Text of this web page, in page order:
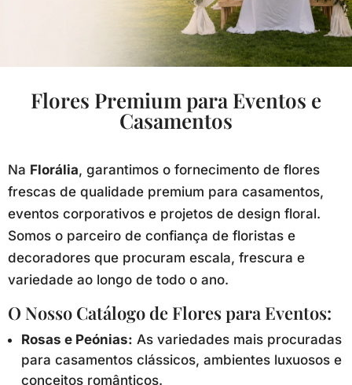
Flores Premium para Eventos e
Casamentos
Na Florália, garantimos o fornecimento de flores
frescas de qualidade premium para casamentos,
eventos corporativos e projetos de design floral.
Somos o parceiro de confiança de floristas e
decoradores que procuram escala, frescura e
variedade ao longo de todo o ano.
O Nosso Catálogo de Flores para Eventos:
Rosas e Peónias: As variedades mais procuradas
para casamentos clássicos, ambientes luxuosos e
conceitos românticos.